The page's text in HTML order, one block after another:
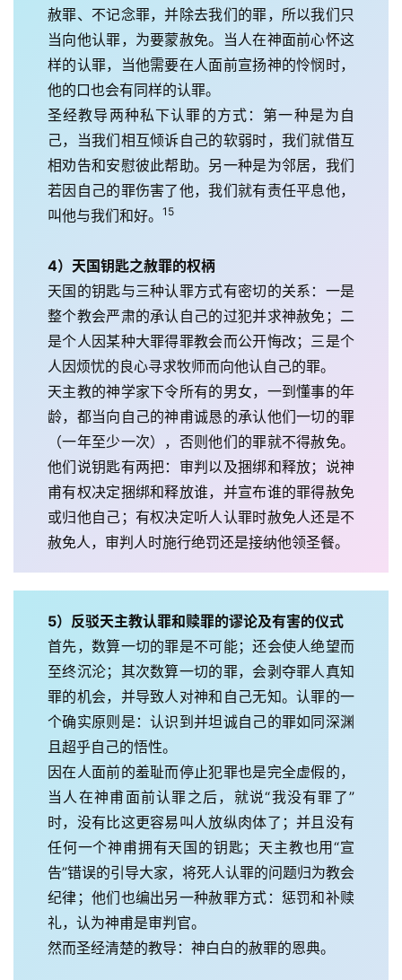
赦罪、不记念罪，并除去我们的罪，所以我们只
当向他认罪，为要蒙赦免。当人在神面前心怀这
样的认罪，当他需要在人面前宣扬神的怜悯时，
他的口也会有同样的认罪。
圣经教导两种私下认罪的方式：第一种是为自
己，当我们相互倾诉自己的软弱时，我们就借互
相劝告和安慰彼此帮助。另一种是为邻居，我们
若因自己的罪伤害了他，我们就有责任平息他，
叫他与我们和好。
15
4）天国钥匙之赦罪的权柄
天国的钥匙与三种认罪方式有密切的关系：一是
整个教会严肃的承认自己的过犯并求神赦免；二
是个人因某种大罪得罪教会而公开悔改；三是个
人因烦忧的良心寻求牧师而向他认自己的罪。
天主教的神学家下令所有的男女，一到懂事的年
龄，都当向自己的神甫诚恳的承认他们一切的罪
（一年至少一次），否则他们的罪就不得赦免。
他们说钥匙有两把：审判以及捆绑和释放；说神
甫有权决定捆绑和释放谁，并宣布谁的罪得赦免
或归他自己；有权决定听人认罪时赦免人还是不
赦免人，审判人时施行绝罚还是接纳他领圣餐。
5）反驳天主教认罪和赎罪的谬论及有害的仪式
首先，数算一切的罪是不可能；还会使人绝望而
至终沉沦；其次数算一切的罪，会剥夺罪人真知
罪的机会，并导致人对神和自己无知。认罪的一
个确实原则是：认识到并坦诚自己的罪如同深渊
且超乎自己的悟性。
因在人面前的羞耻而停止犯罪也是完全虚假的，
当人在神甫面前认罪之后，就说“我没有罪了”
时，没有比这更容易叫人放纵肉体了；并且没有
任何一个神甫拥有天国的钥匙；天主教也用“宣
告”错误的引导大家，将死人认罪的问题归为教会
纪律；他们也编出另一种赦罪方式：惩罚和补赎
礼，认为神甫是审判官。
然而圣经清楚的教导：神白白的赦罪的恩典。